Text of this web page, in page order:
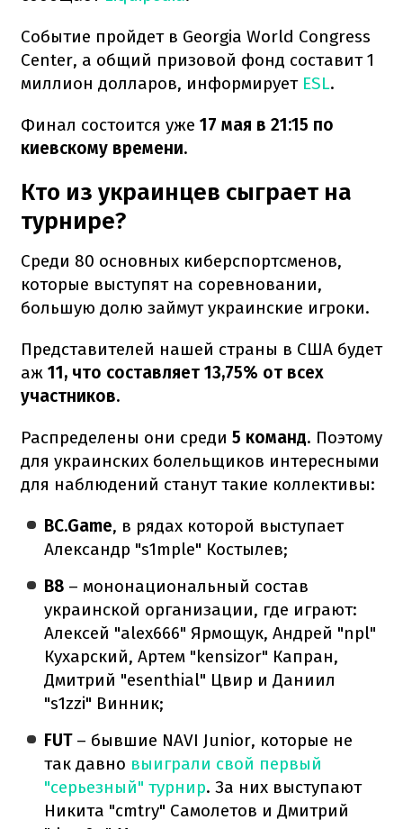
Событие пройдет в Georgia World Congress
Center, а общий призовой фонд составит 1
миллион долларов, информирует ESL.
Финал состоится уже 17 мая в 21:15 по
киевскому времени.
Кто из украинцев сыграет на
турнире?
Среди 80 основных киберспортсменов,
которые выступят на соревновании,
большую долю займут украинские игроки.
Представителей нашей страны в США будет
аж 11, что составляет 13,75% от всех
участников.
Распределены они среди 5 команд. Поэтому
для украинских болельщиков интересными
для наблюдений станут такие коллективы:
BC.Game, в рядах которой выступает
Александр "s1mple" Костылев;
B8 – мононациональный состав
украинской организации, где играют:
Алексей "alex666" Ярмощук, Андрей "npl"
Кухарский, Артем "kensizor" Капран,
Дмитрий "esenthial" Цвир и Даниил
"s1zzi" Винник;
FUT – бывшие NAVI Junior, которые не
так давно выиграли свой первый
"серьезный" турнир. За них выступают
Никита "cmtry" Самолетов и Дмитрий